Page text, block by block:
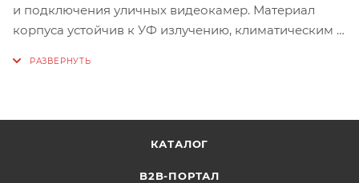
и подключения уличных видеокамер. Материал
корпуса устойчив к УФ излучению, климатическим и
КАТАЛОГ
B2B-ПОРТАЛ